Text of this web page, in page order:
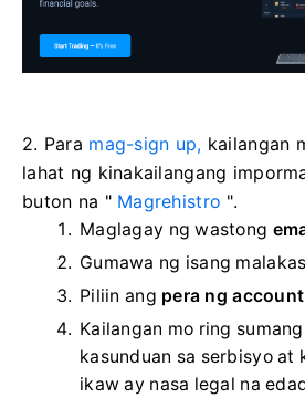
2. Para mag-sign up, kailangan
lahat ng kinakailangang
buton na " Magrehistro ".
Maglagay ng wastong
Gumawa ng isang malakas
Piliin ang pera ng
Kailangan mo ring
kasunduan sa serbisyo at
ikaw ay nasa legal na